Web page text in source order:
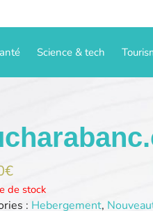
Science & tech
€
de stock
: Hebergement,